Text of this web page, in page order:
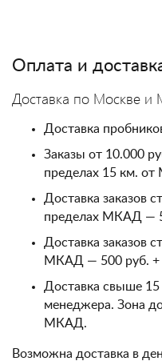
Оплата и
Доставка по Москве и
Доставка
Заказы от 10.000
пределах 15 км.
Доставка заказов
пределах МКАД —
Доставка заказов
МКАД — 500 руб. +
Доставка свыше
менеджера. Зона
МКАД.
Возможна доставка в